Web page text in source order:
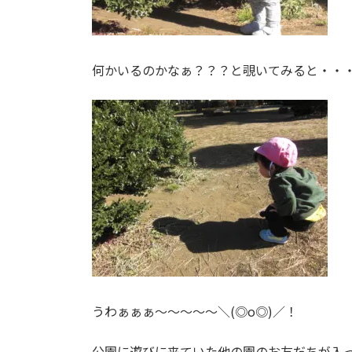
何かいるのかなぁ？？？と覗いてみると・・・
うわぁぁぁ～～～～～＼(◎o◎)／！